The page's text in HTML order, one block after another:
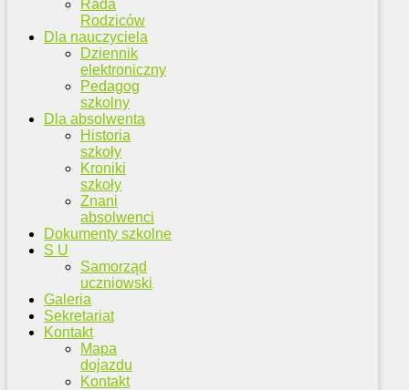
Rada
Rodziców
Dla nauczyciela
Dziennik
elektroniczny
Pedagog
szkolny
Dla absolwenta
Historia
szkoły
Kroniki
szkoły
Znani
absolwenci
Dokumenty szkolne
S U
Samorząd
uczniowski
Galeria
Sekretariat
Kontakt
Mapa
dojazdu
Kontakt